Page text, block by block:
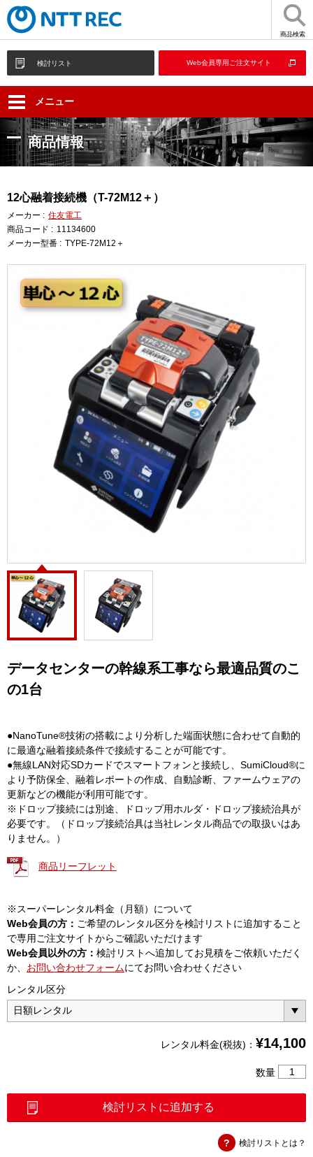
商品検索
検討リスト Web会員専用ご注文サイト
メニュー
商品情報
12心融着接続機（T-72M12＋）
メーカー : 住友電工
商品コード : 11134600
メーカー型番 : TYPE-72M12＋
データセンターの幹線系工事なら最適品質のこ
の1台
●NanoTune®技術の搭載により分析した端面状態に合わせて自動的
に最適な融着接続条件で接続することが可能です。
●無線LAN対応SDカードでスマートフォンと接続し、SumiCloud®に
より予防保全、融着レポートの作成、自動診断、ファームウェアの
更新などの機能が利用可能です。
※ドロップ接続には別途、ドロップ用ホルダ・ドロップ接続治具が
必要です。（ドロップ接続治具は当社レンタル商品での取扱いはあ
りません。）
商品リーフレット
※スーパーレンタル料金（月額）について
Web会員の方： ご希望のレンタル区分を検討リストに追加すること
で専用ご注文サイトからご確認いただけます
Web会員以外の方： 検討リストへ追加してお見積をご依頼いただく
か、 お問い合わせフォームにてお問い合わせください
レンタル区分
レンタル料金(税抜)： ¥14,100
数量
続
検討リストに追加する
検討リストとは？